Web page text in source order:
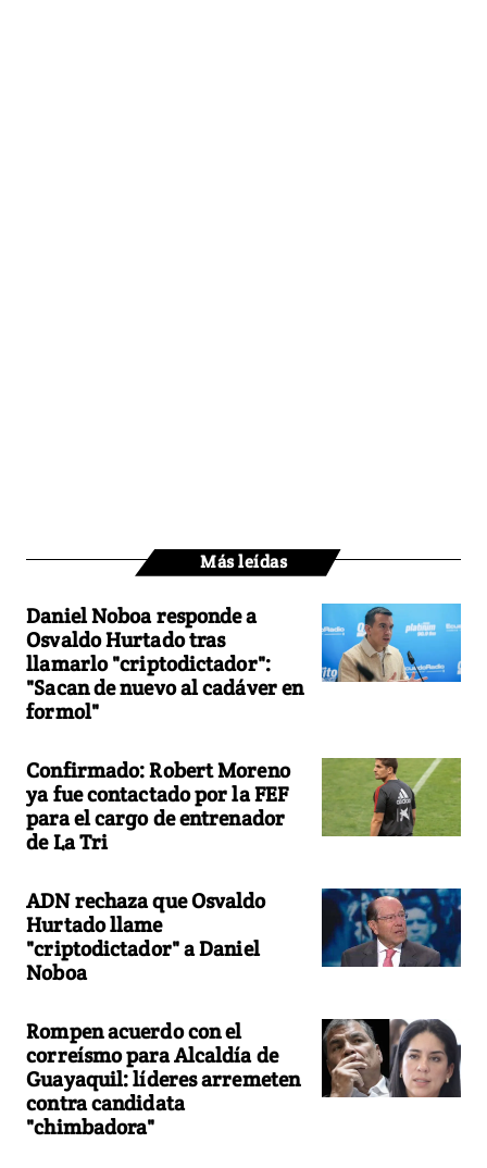
Más leídas
Daniel Noboa responde a
Osvaldo Hurtado tras
llamarlo "criptodictador":
"Sacan de nuevo al cadáver en
formol"
Confirmado: Robert Moreno
ya fue contactado por la FEF
para el cargo de entrenador
de La Tri
ADN rechaza que Osvaldo
Hurtado llame
"criptodictador" a Daniel
Noboa
Rompen acuerdo con el
correísmo para Alcaldía de
Guayaquil: líderes arremeten
contra candidata
"chimbadora"